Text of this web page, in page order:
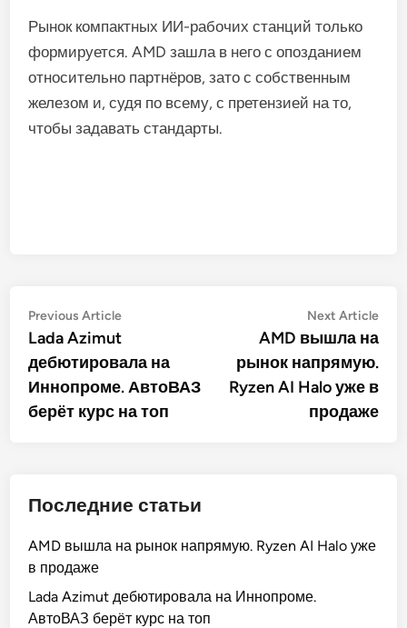
Рынок компактных ИИ-рабочих станций только
формируется. AMD зашла в него с опозданием
относительно партнёров, зато с собственным
железом и, судя по всему, с претензией на то,
чтобы задавать стандарты.
Post
navigation
Previous ArticlePrevious
article:
Lada Azimut
дебютировала на
Иннопроме. АвтоВАЗ
берёт курс на топ
Next Article
AMD вышла на
рынок напрямую.
Ryzen AI Halo уже в
продаже
Последние статьи
AMD вышла на рынок напрямую. Ryzen AI Halo уже
в продаже
Lada Azimut дебютировала на Иннопроме.
АвтоВАЗ берёт курс на топ